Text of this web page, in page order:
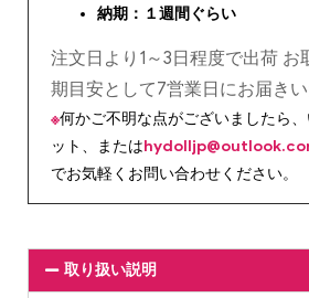
納期：１週間ぐらい
注文日より1～3日程度で出荷 お
期目安として7営業日にお届きい
※何かご不明な点がございましたら
ット、または
でお気軽くお問い合わせください。
取り扱い説明